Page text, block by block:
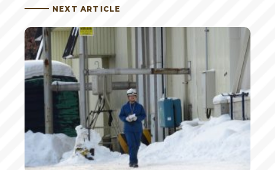
投稿者 | tsutomu
カルビーといったら、これでしょう。
投稿者 | ひるちゃん
春前の収穫イメージがあっていいですよね！
NEXT ARTICLE